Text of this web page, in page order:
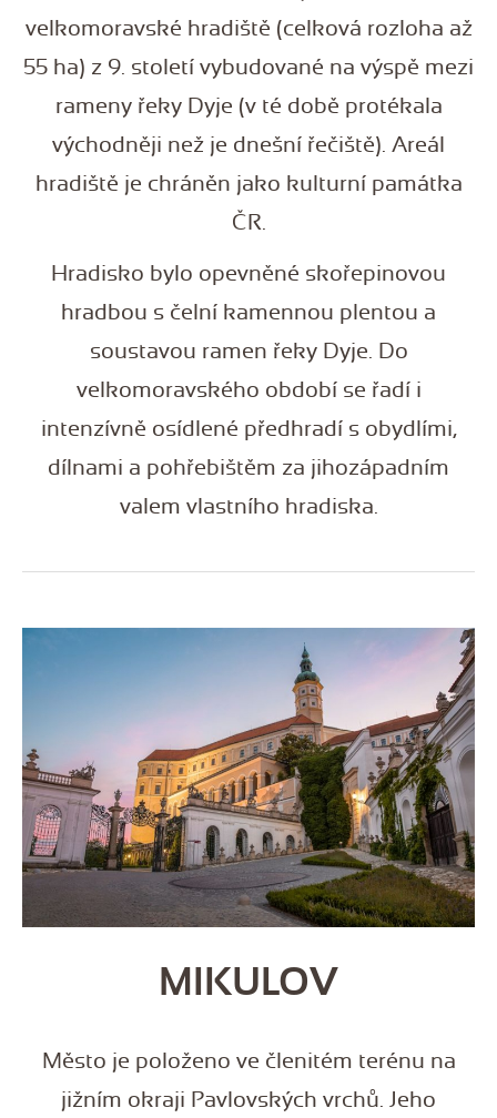
velkomoravské hradiště (celková rozloha až
55 ha) z 9. století vybudované na výspě mezi
rameny řeky Dyje (v té době protékala
východněji než je dnešní řečiště). Areál
hradiště je chráněn jako kulturní památka
ČR.
Hradisko bylo opevněné skořepinovou
hradbou s čelní kamennou plentou a
soustavou ramen řeky Dyje. Do
velkomoravského období se řadí i
intenzívně osídlené předhradí s obydlími,
dílnami a pohřebištěm za jihozápadním
valem vlastního hradiska.
MIKULOV
Město je položeno ve členitém terénu na
jižním okraji Pavlovských vrchů. Jeho